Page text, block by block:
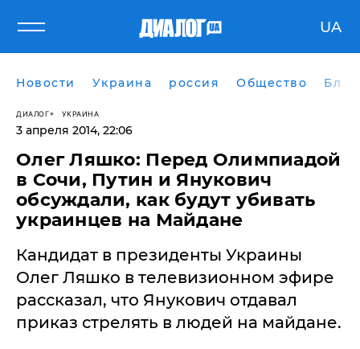
UA
Новости Украина россия Общество
ДИАЛОГ УКРАИНА
3 апреля 2014, 22:06
Олег Ляшко: Перед Олимпиадой
в Сочи, Путин и Янукович
обсуждали, как будут убивать
украинцев на Майдане
Кандидат в президенты Украины
Олег Ляшко в телевизионном эфире
рассказал, что Янукович отдавал
приказ стрелять в людей на майдане.